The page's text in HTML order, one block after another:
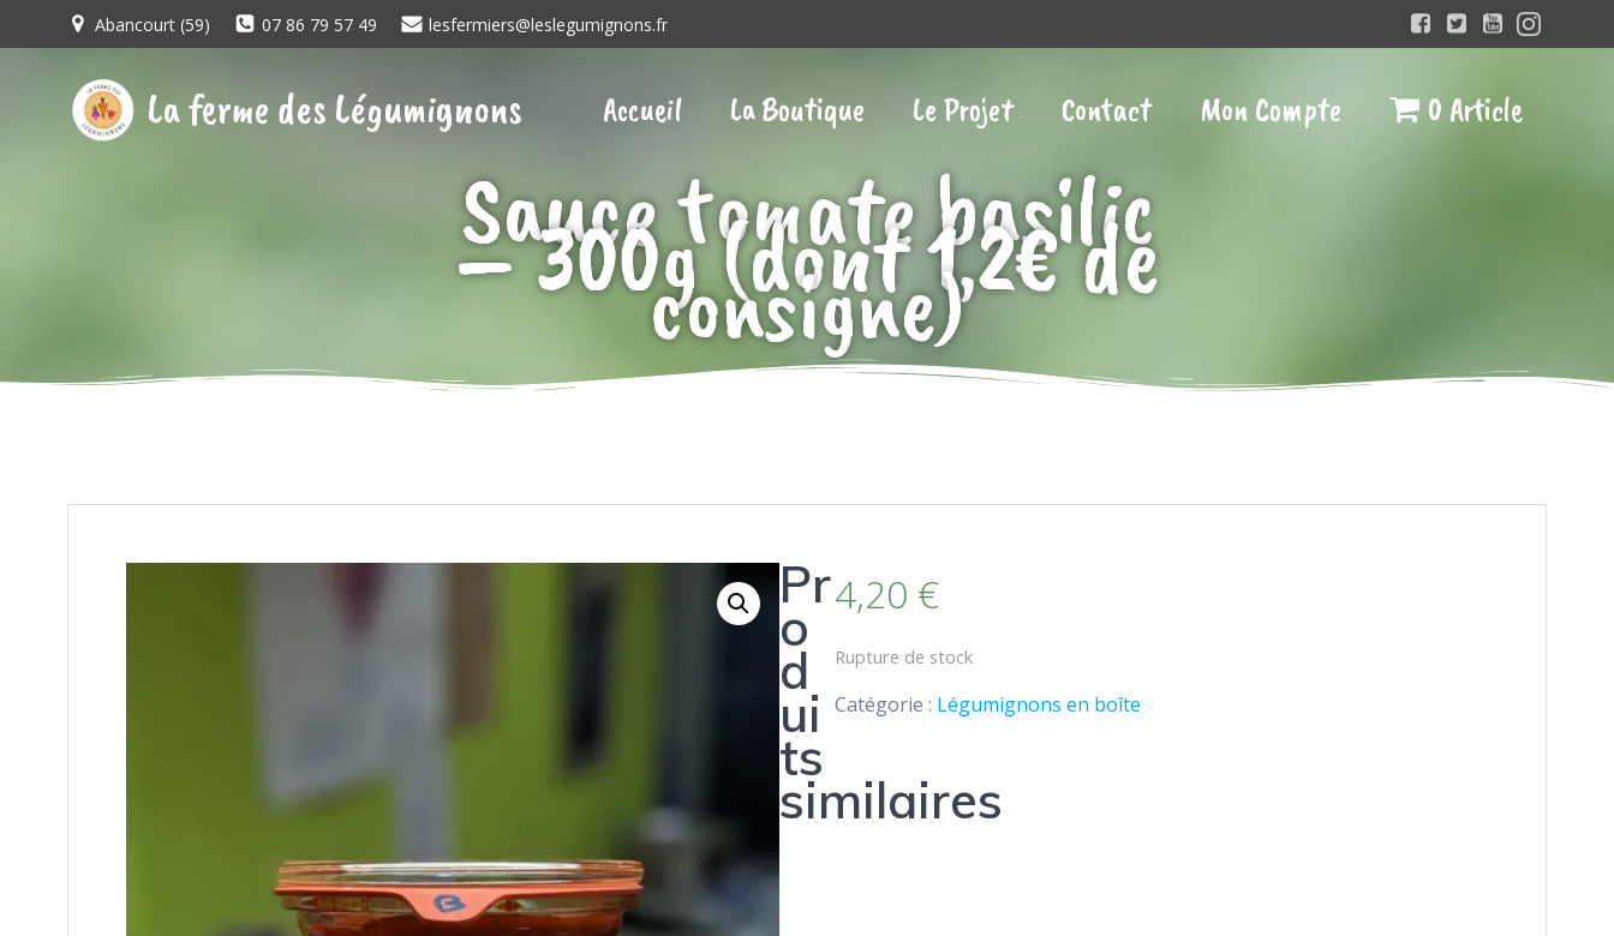
au
Abancourt (59) 07 86 79 57 49 lesfermiers@leslegumignons.fr
La ferme des Légumignons Accueil La Boutique Le Projet Contact Mon Compte 0 Article
Sauce tomate basilic
– 300g (dont 1,2€ de
consigne)
4,20 €
Rupture de stock
Catégorie : Légumignons en boîte
Pr
o
d
ui
ts
similaires